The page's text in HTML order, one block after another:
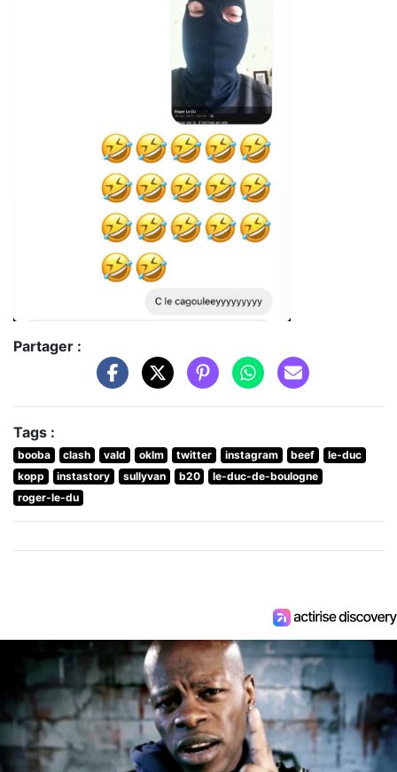
Partager :
Tags :
booba clash vald oklm twitter instagram beef
le-duc
kopp
instastory sullyvan b20
le-duc-de-boulogne
roger-le-du